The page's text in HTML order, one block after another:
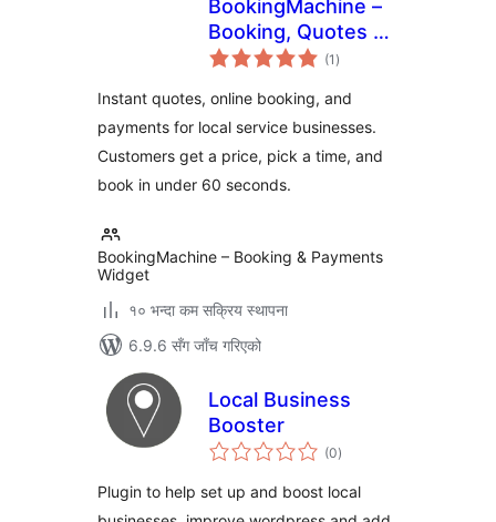
BookingMachine –
Booking, Quotes &
Payments for
(1 कुल
रेटिङ्गहरू
)
Instant quotes, online booking, and
payments for local service businesses.
Customers get a price, pick a time, and
book in under 60 seconds.
BookingMachine – Booking & Payments
Widget
१० भन्दा कम सक्रिय स्थापना
6.9.6 सँग जाँच गरिएको
Local Business
Booster
(0कुल
रेटिङ्गहरू
)
Plugin to help set up and boost local